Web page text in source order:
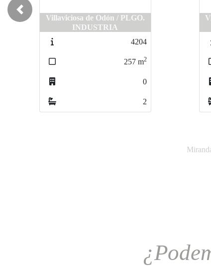
Villaviciosa de Odón / PLGO.
INDUSTRIA
4204
257m2
Previous